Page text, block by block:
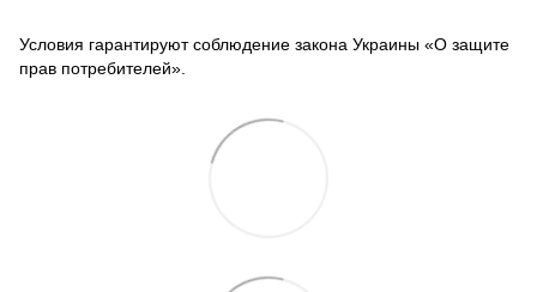
Условия гарантируют соблюдение закона Украины «О защите
прав потребителей».